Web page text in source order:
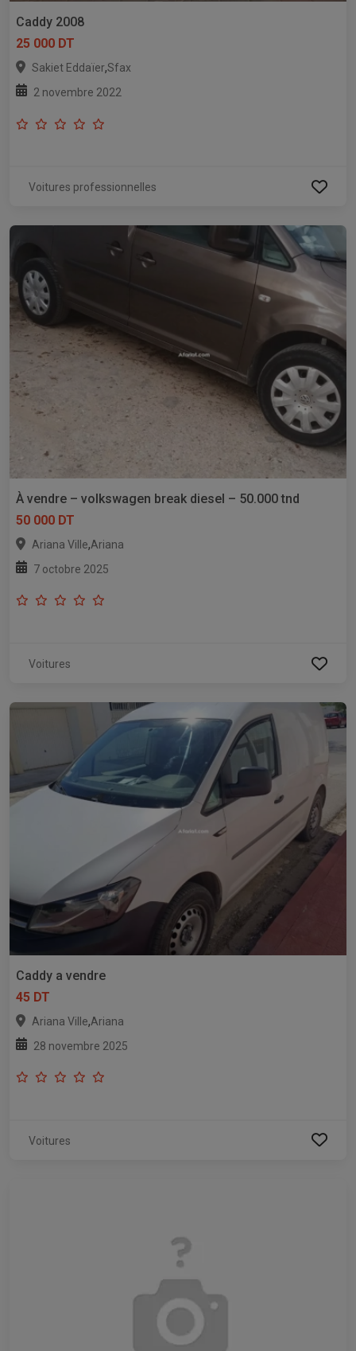
Caddy 2008
25 000 DT
Sakiet Eddaïer,Sfax
2 novembre 2022
Voitures professionnelles
À vendre – volkswagen break diesel – 50.000 tnd
50 000 DT
Ariana Ville,Ariana
7 octobre 2025
Voitures
Caddy a vendre
45 DT
Ariana Ville,Ariana
28 novembre 2025
Voitures